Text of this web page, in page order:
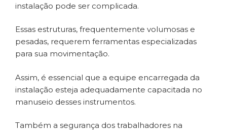
instalação pode ser complicada.
Essas estruturas, frequentemente volumosas e
pesadas, requerem ferramentas especializadas
para sua movimentação.
Assim, é essencial que a equipe encarregada da
instalação esteja adequadamente capacitada no
manuseio desses instrumentos.
Também a segurança dos trabalhadores na